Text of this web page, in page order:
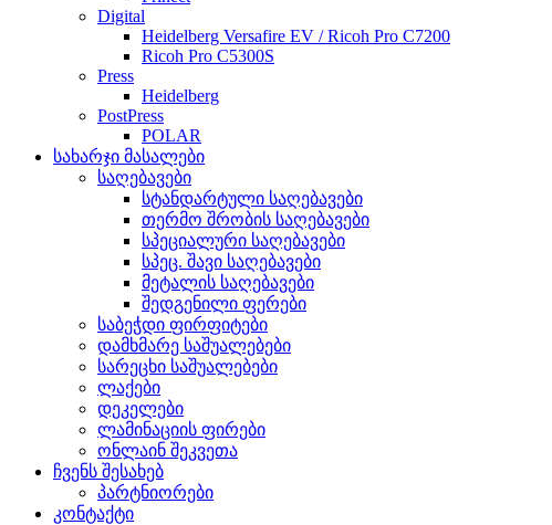
Digital
Heidelberg Versafire EV / Ricoh Pro C7200
Ricoh Pro C5300S
Press
Heidelberg
PostPress
POLAR
სახარჯი მასალები
საღებავები
სტანდარტული საღებავები
თერმო შრობის საღებავები
სპეციალური საღებავები
სპეც. შავი საღებავები
მეტალის საღებავები
შედგენილი ფერები
საბეჭდი ფირფიტები
დამხმარე საშუალებები
სარეცხი საშუალებები
ლაქები
დეკელები
ლამინაციის ფირები
ონლაინ შეკვეთა
ჩვენს შესახებ
პარტნიორები
კონტაქტი